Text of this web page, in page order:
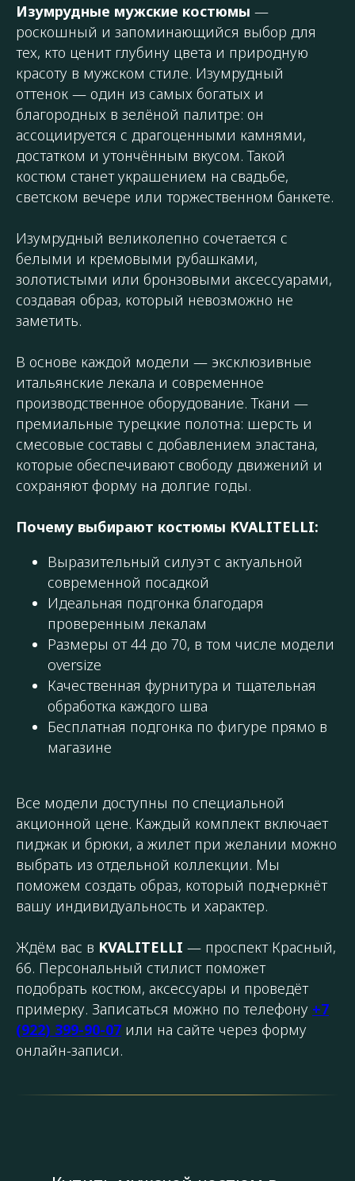
Изумрудные мужские костюмы —
роскошный и запоминающийся выбор для
тех, кто ценит глубину цвета и природную
красоту в мужском стиле. Изумрудный
оттенок — один из самых богатых и
благородных в зелёной палитре: он
ассоциируется с драгоценными камнями,
достатком и утончённым вкусом. Такой
костюм станет украшением на свадьбе,
светском вечере или торжественном банкете.
Изумрудный великолепно сочетается с
белыми и кремовыми рубашками,
золотистыми или бронзовыми аксессуарами,
создавая образ, который невозможно не
заметить.
В основе каждой модели — эксклюзивные
итальянские лекала и современное
производственное оборудование. Ткани —
премиальные турецкие полотна: шерсть и
смесовые составы с добавлением эластана,
которые обеспечивают свободу движений и
сохраняют форму на долгие годы.
Почему выбирают костюмы KVALITELLI:
Выразительный силуэт с актуальной
современной посадкой
Идеальная подгонка благодаря
проверенным лекалам
Размеры от 44 до 70, в том числе модели
oversize
Качественная фурнитура и тщательная
обработка каждого шва
Бесплатная подгонка по фигуре прямо в
магазине
Все модели доступны по специальной
акционной цене. Каждый комплект включает
пиджак и брюки, а жилет при желании можно
выбрать из отдельной коллекции. Мы
поможем создать образ, который подчеркнёт
вашу индивидуальность и характер.
Ждём вас в KVALITELLI — проспект Красный,
66. Персональный стилист поможет
подобрать костюм, аксессуары и проведёт
примерку. Записаться можно по телефону +7
(922) 399-90-07 или на сайте через форму
онлайн-записи.